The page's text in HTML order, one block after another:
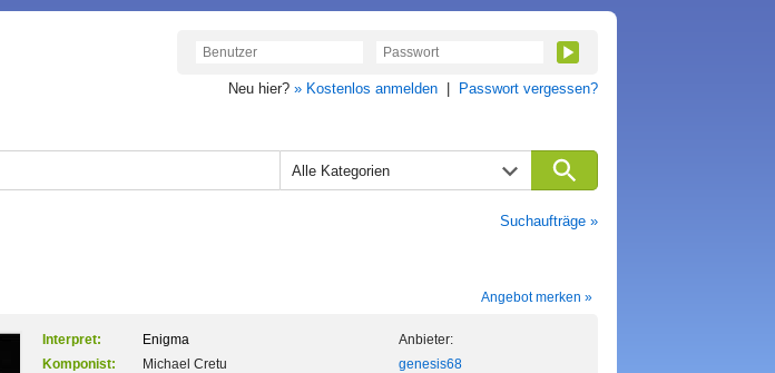
Neu hier? » Kostenlos anmelden Passwort vergessen?
Alle Kategorien
Suchaufträge »
Angebot merken »
Interpret:
Enigma
Komponist:
Michael Cretu
Anbieter:
genesis68